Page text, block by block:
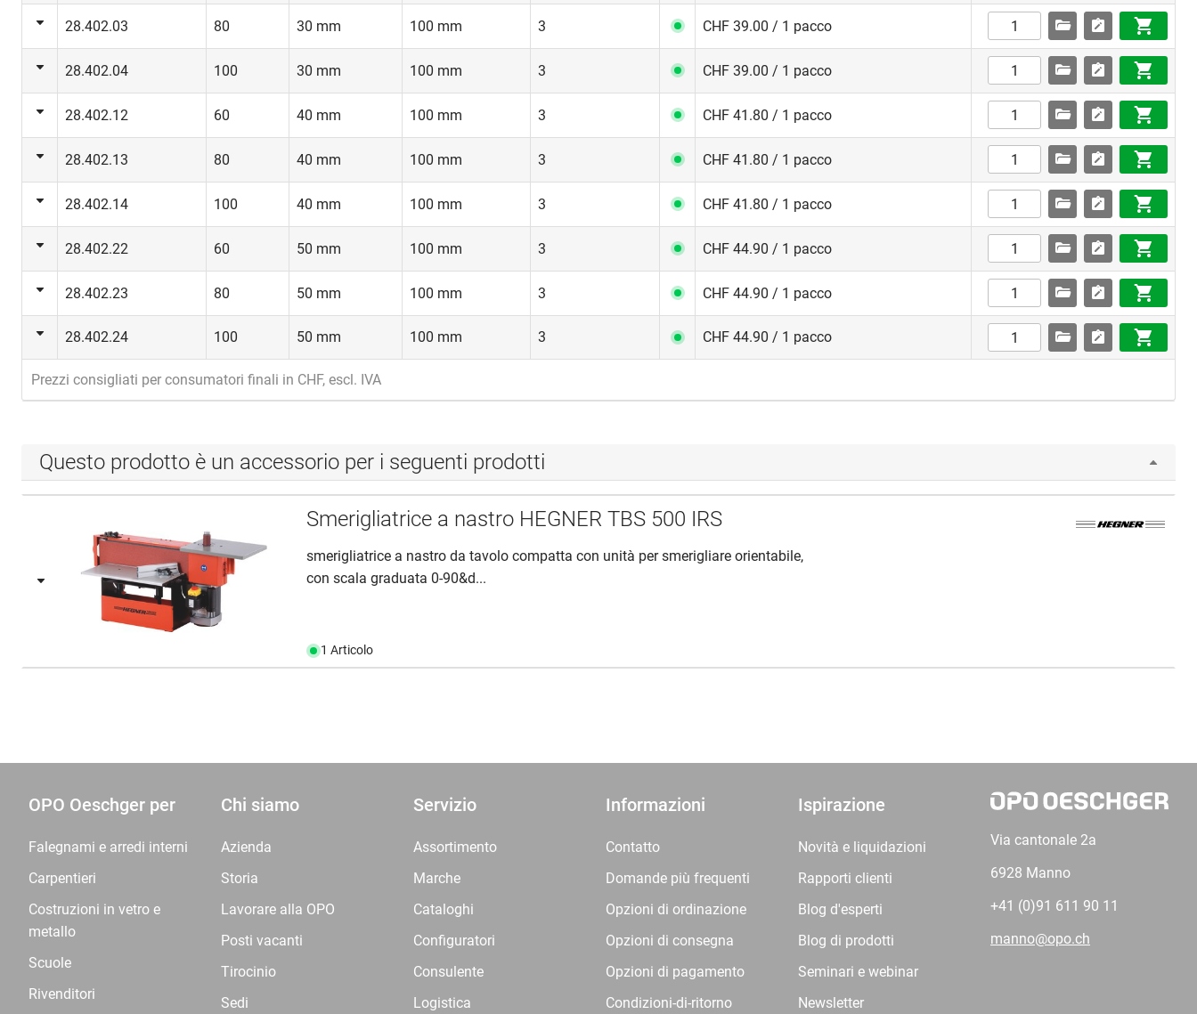
28.402.03 80 30 mm 100 mm 3 CHF 39.00 / 1 pacco
28.402.04 100 30 mm 100 mm 3 CHF 39.00 / 1 pacco
28.402.12 60 40 mm 100 mm 3 CHF 41.80 / 1 pacco
28.402.13 80 40 mm 100 mm 3 CHF 41.80 / 1 pacco
28.402.14 100 40 mm 100 mm 3 CHF 41.80 / 1 pacco
28.402.22 60 50 mm 100 mm 3 CHF 44.90 / 1 pacco
28.402.23 80 50 mm 100 mm 3 CHF 44.90 / 1 pacco
28.402.24 100 50 mm 100 mm 3 CHF 44.90 / 1 pacco
Prezzi consigliati per consumatori finali in CHF, escl. IVA
Questo prodotto è un accessorio per i seguenti prodotti
Smerigliatrice a nastro HEGNER TBS 500 IRS
smerigliatrice a nastro da tavolo compatta con unità per smerigliare orientabile,
con scala graduata 0-90&d...
1 Articolo
OPO Oeschger per
Falegnami e arredi interni
Carpentieri
Costruzioni in vetro e
metallo
Scuole
Rivenditori
Chi siamo
Azienda
Storia
Lavorare alla OPO
Posti vacanti
Tirocinio
Sedi
Servizio
Assortimento
Marche
Cataloghi
Configuratori
Consulente
Logistica
Informazioni
Contatto
Domande più frequenti
Opzioni di ordinazione
Opzioni di consegna
Opzioni di pagamento
Condizioni-di-ritorno
Ispirazione
Novità e liquidazioni
Rapporti clienti
Blog d'esperti
Blog di prodotti
Seminari e webinar
Newsletter
Via cantonale 2a
6928 Manno
+41 (0)91 611 90 11
manno@opo.ch